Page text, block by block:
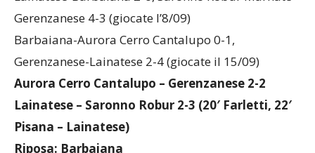
Lainatese-Barbaiana 2-0, Saronno Robur Marnate-
Gerenzanese 4-3 (giocate l’8/09)
Barbaiana-Aurora Cerro Cantalupo 0-1,
Gerenzanese-Lainatese 2-4 (giocate il 15/09)
Aurora Cerro Cantalupo – Gerenzanese 2-2
Lainatese – Saronno Robur 2-3 (20′ Farletti, 22′